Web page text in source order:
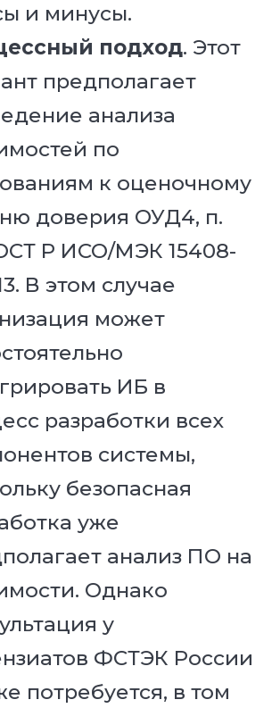
и минусы.
подход. Этот
предполагает
анализа
по
к оценочному
доверия ОУД4, п.
Р ИСО/МЭК 15408-
В этом случае
может
ИБ в
разработки всех
системы,
безопасная
уже
анализ ПО на
Однако
у
ФСТЭК России
потребуется, в том